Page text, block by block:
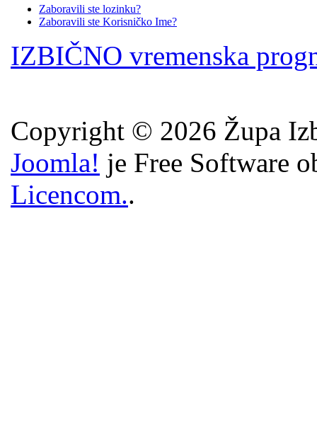
Zaboravili ste lozinku?
Zaboravili ste Korisničko Ime?
IZBIČNO vremenska
Copyright © 2026 Župa
Joomla! je Free Software
Licencom..